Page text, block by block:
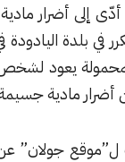
مادية جسيمة في
في ريف درعا
لشخص تم اغتياله
جسيمة.
عن ما أسماه